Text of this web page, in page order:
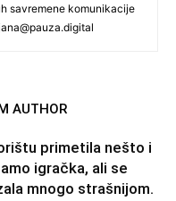
savremene komunikacije
AUTHOR
primetila nešto i
igračka, ali se
mnogo strašnijom.